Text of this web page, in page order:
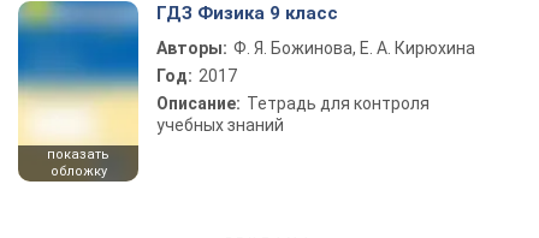
показать
обложку
ГДЗ Физика 9 класс
Авторы: Ф. Я. Божинова, Е. А. Кирюхина
Год: 2017
Описание: Тетрадь для контроля
учебных знаний